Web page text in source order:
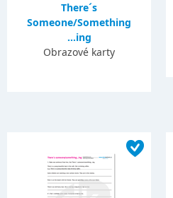
There´s
Someone/Something
...ing
Obrazové karty